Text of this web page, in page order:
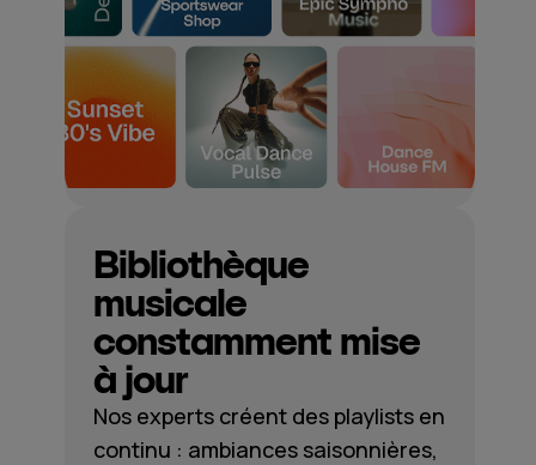
Bibliothèque
musicale
constamment mise
à jour
Nos experts créent des playlists en
continu : ambiances saisonnières,